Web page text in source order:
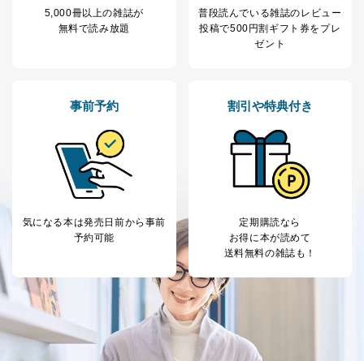
5,000冊以上の雑誌が
無料で読み放題
普段読んでいる雑誌のレビュー
投稿で500円割ギフト券をプレ
ゼント
事前予約
気になる本は発売日前から事前
予約可能
割引や特典付き
定期購読なら
お得に本が読めて
送料無料の雑誌も！